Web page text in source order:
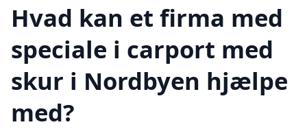
Hvad kan et firma med
speciale i carport med
skur i Nordbyen hjælpe
med?